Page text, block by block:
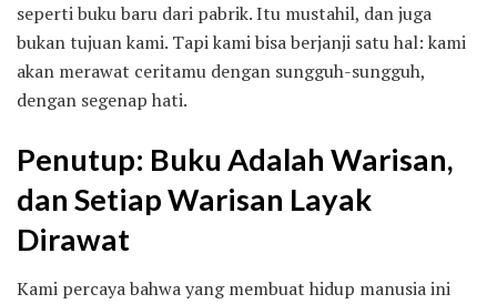
seperti buku baru dari pabrik. Itu mustahil, dan juga
bukan tujuan kami. Tapi kami bisa berjanji satu hal: kami
akan merawat ceritamu dengan sungguh-sungguh,
dengan segenap hati.
Penutup: Buku Adalah Warisan,
dan Setiap Warisan Layak
Dirawat
Kami percaya bahwa yang membuat hidup manusia ini